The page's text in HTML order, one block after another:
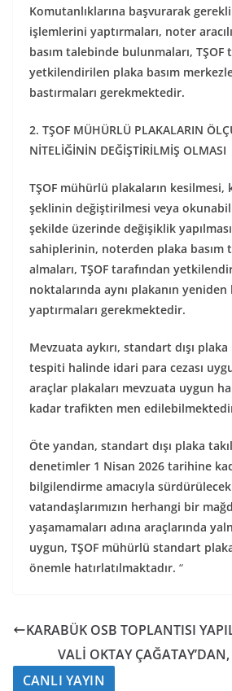
Komutanlıklarına başvurarak
işlemlerini yaptırmaları, noter
basım talebinde bulunmaları, TŞOF
yetkilendirilen plaka basım
bastırmaları gerekmektedir.
2. TŞOF MÜHÜRLÜ PLAKALARIN
NİTELİĞİNİN DEĞİŞTİRİLMİŞ OLMASI
TŞOF mühürlü plakaların kesilmesi,
şeklinin değiştirilmesi veya
şekilde üzerinde değişiklik
sahiplerinin, noterden plaka basım
almaları, TŞOF tarafından
noktalarında aynı plakanın yeniden
yaptırmaları gerekmektedir.
Mevzuata aykırı, standart dışı plaka
tespiti halinde idari para cezası
araçlar plakaları mevzuata uygun
kadar trafikten men
Öte yandan, standart dışı plaka
denetimler 1 Nisan 2026 tarihine
bilgilendirme amacıyla
vatandaşlarımızın herhangi bir
yaşamamaları adına araçlarında
uygun, TŞOF mühürlü standart
önemle hatırlatılmaktadır. “
KARABÜK OSB TOPLANTISI
VALİ OKTAY ÇAĞATAY’DAN,
CANLI YAYIN